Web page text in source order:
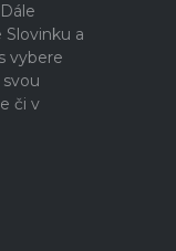
a
vybere
či v